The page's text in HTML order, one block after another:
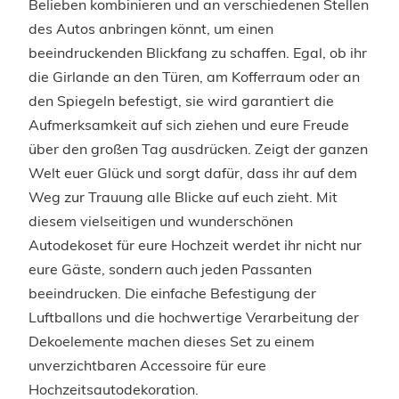
Belieben kombinieren und an verschiedenen Stellen
des Autos anbringen könnt, um einen
beeindruckenden Blickfang zu schaffen. Egal, ob ihr
die Girlande an den Türen, am Kofferraum oder an
den Spiegeln befestigt, sie wird garantiert die
Aufmerksamkeit auf sich ziehen und eure Freude
über den großen Tag ausdrücken. Zeigt der ganzen
Welt euer Glück und sorgt dafür, dass ihr auf dem
Weg zur Trauung alle Blicke auf euch zieht. Mit
diesem vielseitigen und wunderschönen
Autodekoset für eure Hochzeit werdet ihr nicht nur
eure Gäste, sondern auch jeden Passanten
beeindrucken. Die einfache Befestigung der
Luftballons und die hochwertige Verarbeitung der
Dekoelemente machen dieses Set zu einem
unverzichtbaren Accessoire für eure
Hochzeitsautodekoration.